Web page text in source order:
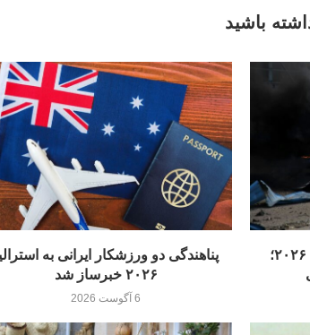
باشید
پناهندگی دو ورزشکار ایرانی به
۲۰۲۶ خبرساز شد
6 آگوست 2026
انفجار کارخانه در جنوب تهران ۲۰۲۶؛